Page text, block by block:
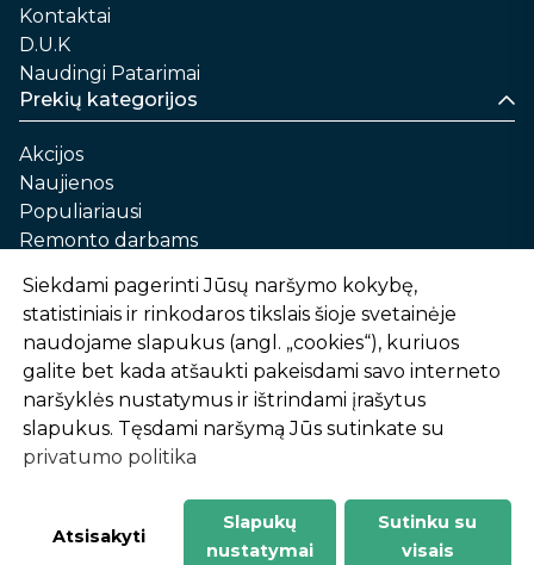
Kontaktai
D.U.K
Naudingi Patarimai
Prekių kategorijos
Akcijos
Naujienos
Populiariausi
Remonto darbams
Automobilių priežiūrai
Sodui ir daržui
Informacija
Apie mus
Prekių pirkimo – pardavimo taisyklės
Prekių pristatymas ir atsiėmimas
-
1
2
%
n
u
o
l
a
i
d
Siekdami pagerinti Jūsų naršymo kokybę,
statistiniais ir rinkodaros tikslais šioje svetainėje
naudojame slapukus (angl. „cookies“), kuriuos
galite bet kada atšaukti pakeisdami savo interneto
naršyklės nustatymus ir ištrindami įrašytus
slapukus. Tęsdami naršymą Jūs sutinkate su
privatumo politika
Atsisakyti
Slapukų
nustatymai
Sutinku su
visais